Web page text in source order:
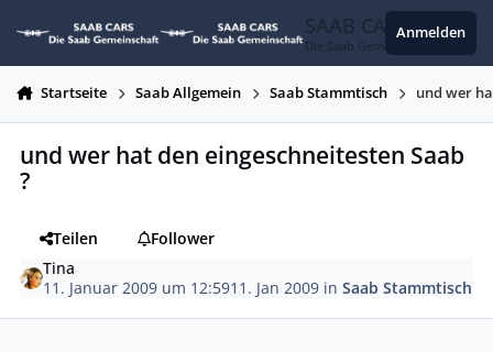
SAAB CARS
Die Saab Gemeinschaft
Anmelden
Startseite Saab Allgemein Saab Stammtisch und wer
und wer hat den eingeschneitesten Saab
?
Teilen
Follower
Tina
11. Januar 2009 um 12:5911. Jan 2009 inSaab Stammtisch